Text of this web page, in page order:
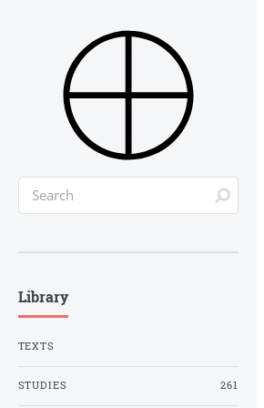
Library
TEXTS
STUDIES 261